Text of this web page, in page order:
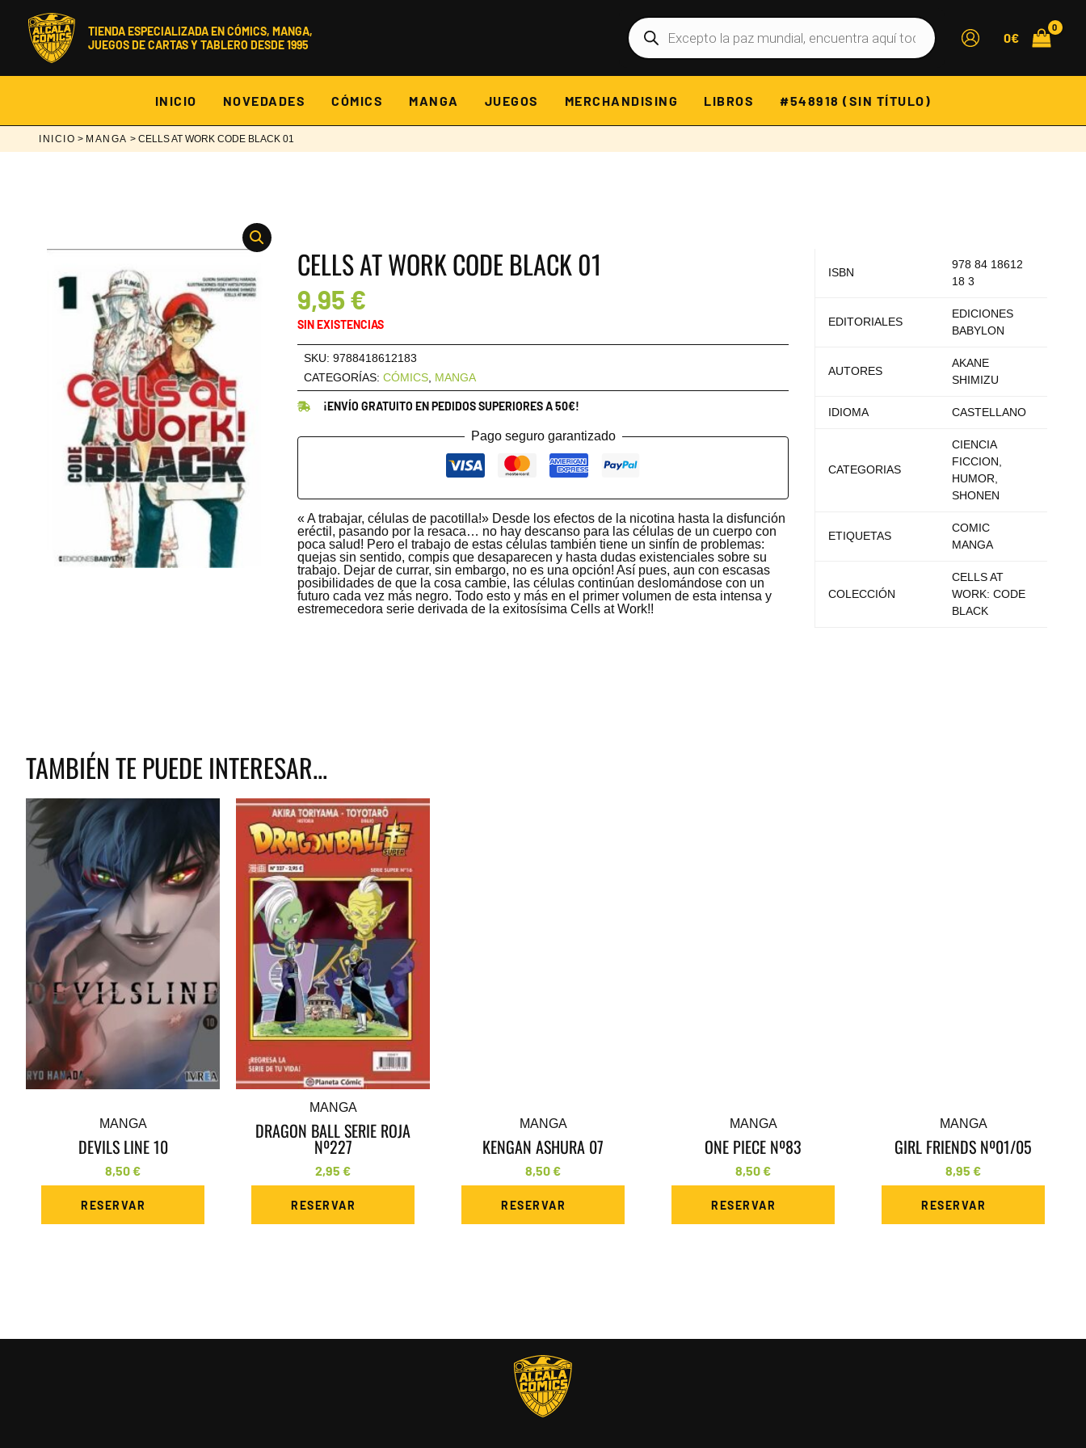
contenido
TIENDA ESPECIALIZADA EN CÓMICS, MANGA,
JUEGOS DE CARTAS Y TABLERO DESDE 1995
Búsqueda
de
productos
0€
INICIO NOVEDADES CÓMICS MANGA JUEGOS MERCHANDISING LIBROS #548918 (SIN TÍTULO)
INICIO > MANGA > CELLS AT WORK CODE BLACK 01
CELLS AT WORK CODE BLACK 01
9,95€
SIN EXISTENCIAS
SKU: 9788418612183
CATEGORÍAS: CÓMICS MANGA
¡ENVÍO GRATUITO EN PEDIDOS SUPERIORES A 50€!
Pago seguro garantizado
« A trabajar, células de pacotilla!» Desde los efectos de la nicotina hasta la disfunción
eréctil, pasando por la resaca… no hay descanso para las células de un cuerpo con
poca salud! Pero el trabajo de estas células también tiene un sinfín de problemas:
quejas sin sentido, compis que desaparecen y hasta dudas existenciales sobre su
trabajo. Dejar de currar, sin embargo, no es una opción! Así pues, aun con escasas
posibilidades de que la cosa cambie, las células continúan deslomándose con un
futuro cada vez más negro. Todo esto y más en el primer volumen de esta intensa y
estremecedora serie derivada de la exitosísima Cells at Work!!
ISBN
978 84 18612
18 3
EDITORIALES
EDICIONES
BABYLON
AUTORES
AKANE
SHIMIZU
IDIOMA CASTELLANO
CATEGORIAS
CIENCIA
FICCION,
HUMOR,
SHONEN
ETIQUETAS
COMIC
MANGA
COLECCIÓN
CELLS AT
WORK: CODE
BLACK
TAMBIÉN TE PUEDE INTERESAR...
MANGA
DEVILS LINE 10
8,50€
RESERVAR
MANGA
DRAGON BALL SERIE ROJA
Nº227
2,95 €
RESERVAR
MANGA
KENGAN ASHURA 07
8,50€
RESERVAR
MANGA
ONE PIECE Nº83
8,50€
RESERVAR
MANGA
GIRL FRIENDS Nº01/05
8,95 €
RESERVAR